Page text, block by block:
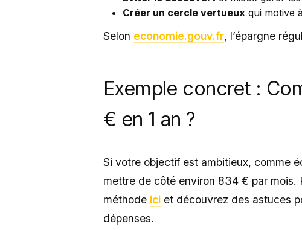
Créer un cercle vertueuxqui motive
Selon economie.gouv.fr, l’épargne
Exemple concret :
€ en 1 an ?
Si votre objectif est ambitieux, comme
mettre de côté environ 834 € par mois.
méthode iciet découvrez des astuces
dépenses.